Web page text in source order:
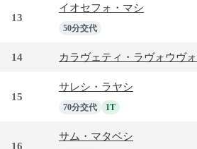
13
イオセフォ・マシ
50分交代
14 カラヴェティ・ラヴォウヴ
15
サレシ・ラヤシ
70分交代 1T
16
サム・マタベシ